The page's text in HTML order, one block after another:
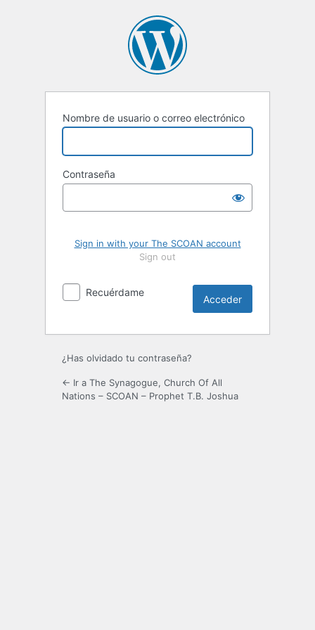
Nombre de usuario o correo electrónico
Contraseña
Sign in with your The SCOAN account
Sign out
Recuérdame
¿Has olvidado tu contraseña?
← Ir a The Synagogue, Church Of All
Nations – SCOAN – Prophet T.B. Joshua